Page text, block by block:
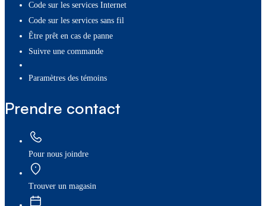
Code sur les services Internet
Code sur les services sans fil
Être prêt en cas de panne
Suivre une commande
paramètres des témoins
Prendre contact
Pour nous joindre
Trouver un magasin